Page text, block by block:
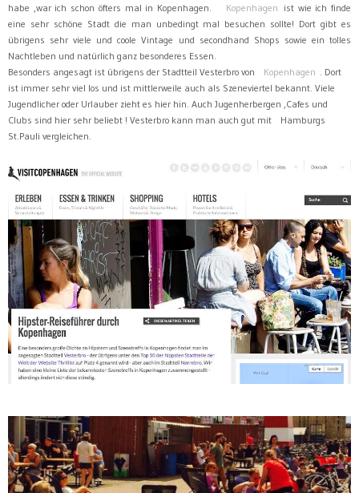
habe ,war ich schon öfters mal in Kopenhagen. Kopenhagen ist wie ich finde
eine sehr schöne Stadt die man unbedingt mal besuchen sollte! Dort gibt es
übrigens sehr viele und coole Vintage und secondhand Shops sowie ein tolles
Nachtleben und natürlich ganz besonderes Essen.
Besonders angesagt ist übrigens der Stadtteil Vesterbro von Kopenhagen . Dort
ist immer sehr viel los und ist mittlerweile auch als Szeneviertel bekannt. Viele
Jugendlicher oder Urlauber zieht es hier hin. Auch Jugenherbergen ,Cafes und
Clubs sind hier sehr beliebt ! Vesterbro kann man auch gut mit Hamburgs
St.Pauli vergleichen.